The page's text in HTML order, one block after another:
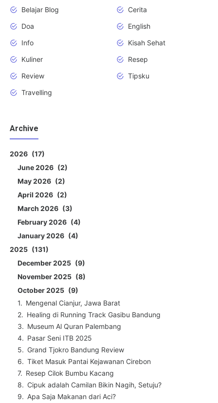
Belajar Blog
Cerita
Doa
English
Info
Kisah Sehat
Kuliner
Resep
Review
Tipsku
Travelling
Archive
2026
17
June 2026
2
May 2026
2
April 2026
2
March 2026
3
February 2026
4
January 2026
4
2025
131
December 2025
9
November 2025
8
October 2025
9
Mengenal Cianjur, Jawa Barat
Healing di Running Track Gasibu Bandung
Museum Al Quran Palembang
Pasar Seni ITB 2025
Grand Tjokro Bandung Review
Tiket Masuk Pantai Kejawanan Cirebon
Resep Cilok Bumbu Kacang
Cipuk adalah Camilan Bikin Nagih, Setuju?
Apa Saja Makanan dari Aci?